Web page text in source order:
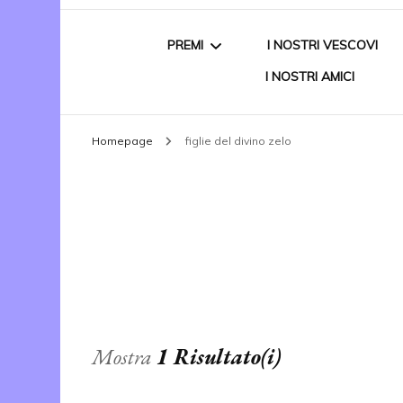
PREMI
“DONATO CARBONE”
I NOSTRI VESCOVI
I NOSTRI AMICI
Homepage figlie del divino zelo
Mostra1 Risultato(i)